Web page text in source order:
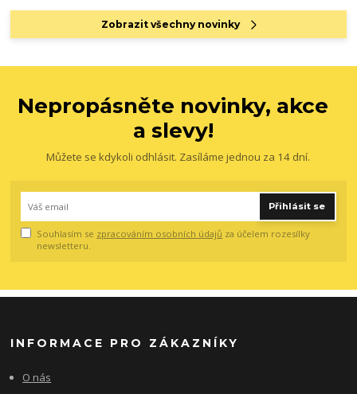
Zobrazit všechny novinky
Nepropásněte novinky, akce
a slevy!
Můžete se kdykoli odhlásit. Zasíláme jednou za 14 dní.
Přihlásit se
Souhlasím se zpracováním osobních údajů za účelem rozesílky
newsletteru.
INFORMACE PRO ZÁKAZNÍKY
O nás